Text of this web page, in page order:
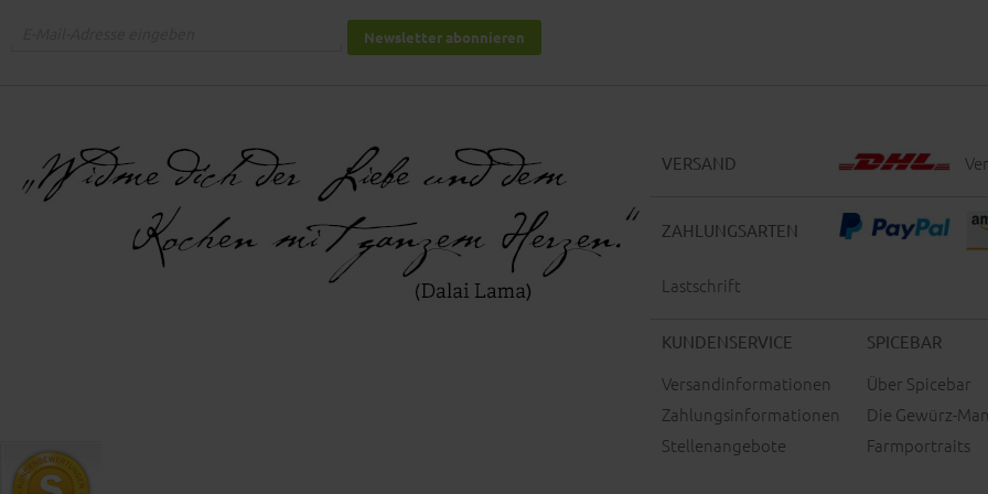
Newsletter abonnieren
VERSAND
ZAHLUNGSARTEN
Lastschrift
KUNDENSERVICE
Versandinformationen
Zahlungsinformationen
Stellenangebote
SPICEBAR
Über Spicebar
Die Gewürz-
Farmportraits